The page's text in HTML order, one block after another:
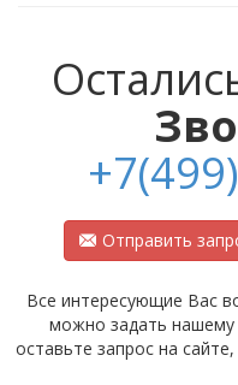
Отправить
Все интересующие Вас
можно задать нашему
оставьте запрос на